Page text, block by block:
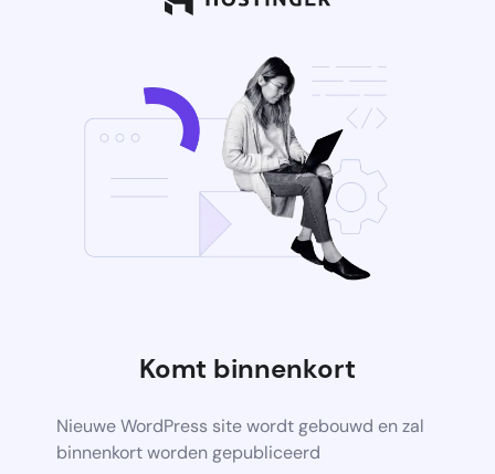
Komt binnenkort
Nieuwe WordPress site wordt gebouwd en zal
binnenkort worden gepubliceerd